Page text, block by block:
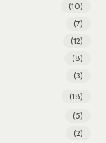
(10)
(7)
(12)
(8)
(3)
(18)
(5)
(2)